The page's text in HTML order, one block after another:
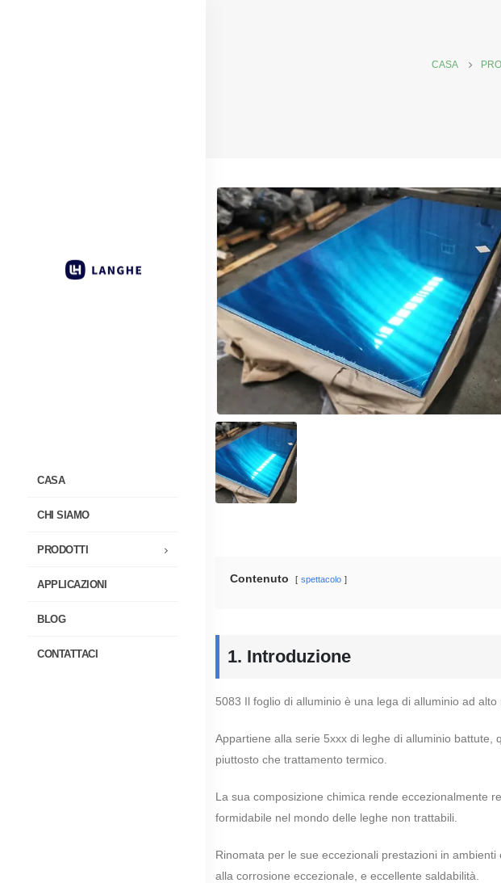
CASA
CHI SIAMO
PRODOTTI
APPLICAZIONI
BLOG
CONTATTACI
CASA
Contenuto spettacolo
1. Introduzione
5083 Il foglio di alluminio è una lega di alluminio ad
Appartiene alla serie 5xxx di leghe di alluminio
piuttosto che trattamento termico.
La sua composizione chimica rende eccezionalmente
formidabile nel mondo delle leghe non trattabili.
Rinomata per le sue eccezionali prestazioni in
alla corrosione eccezionale, e eccellente saldabilità.